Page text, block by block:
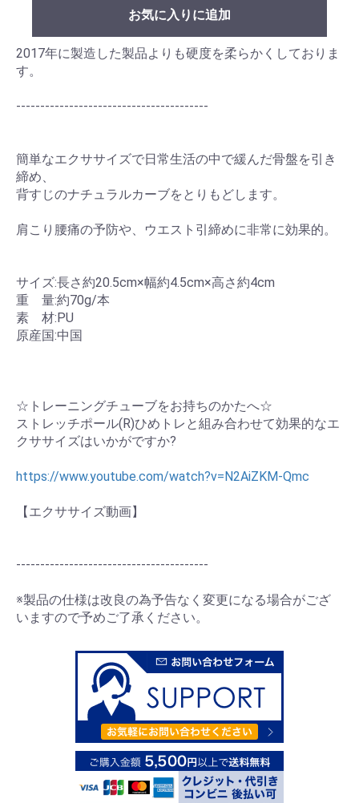
お気に入りに追加
2017年に製造した製品よりも硬度を柔らかくしておりま
す。
----------------------------------------
簡単なエクササイズで日常生活の中で緩んだ骨盤を引き
締め、
背すじのナチュラルカーブをとりもどします。
肩こり腰痛の予防や、ウエスト引締めに非常に効果的。
サイズ:長さ約20.5cm×幅約4.5cm×高さ約4cm
重 量:約70g/本
素 材:PU
原産国:中国
☆トレーニングチューブをお持ちのかたへ☆
ストレッチポール(R)ひめトレと組み合わせて効果的なエ
クササイズはいかがですか?
https://www.youtube.com/watch?v=N2AiZKM-Qmc
【エクササイズ動画】
----------------------------------------
※製品の仕様は改良の為予告なく変更になる場合がござ
いますので予めご了承ください。